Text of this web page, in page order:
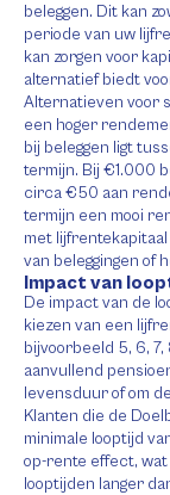
beleggen. Dit kan
periode van uw
kan zorgen voor
alternatief biedt
Alternatieven voor
een hoger
bij beleggen ligt
termijn. Bij €1.000
circa €50 aan
termijn een mooi
met
van beleggingen of
Impact van
De impact van de
kiezen van een
bijvoorbeeld 5, 6,
aanvullend
levensduur of om
Klanten die de
minimale looptijd
op-rente effect, wat
looptijden langer